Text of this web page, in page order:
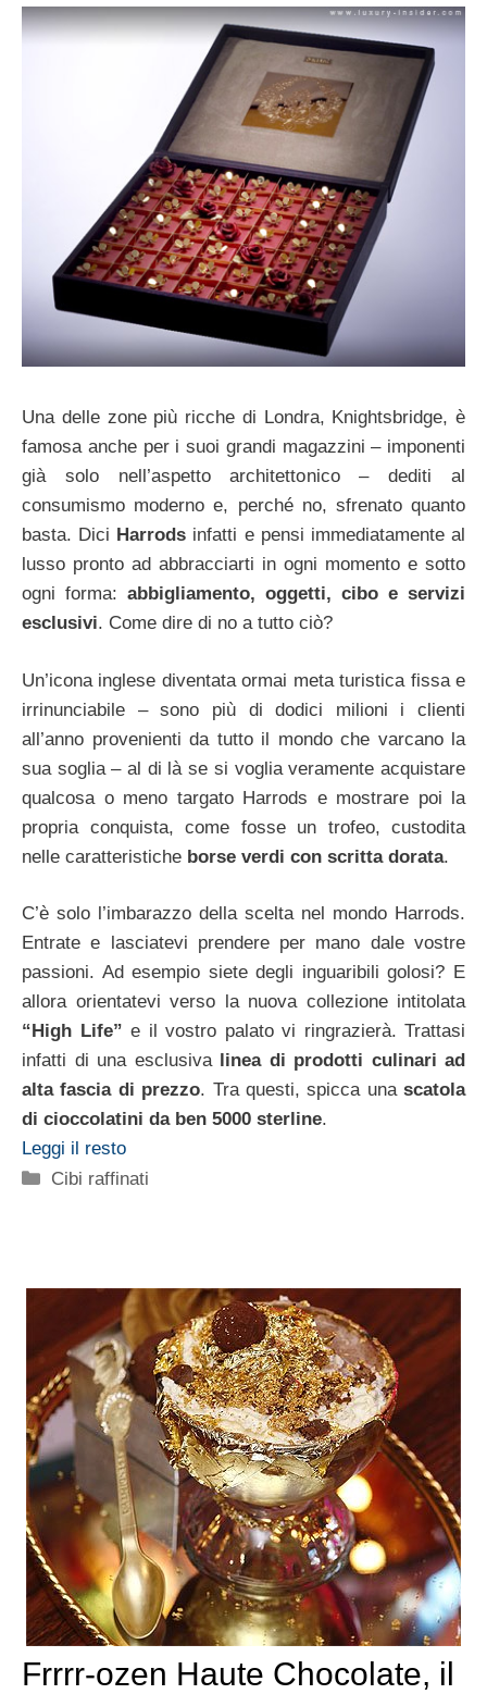
Una delle zone più ricche di Londra, Knightsbridge, è
famosa anche per i suoi grandi magazzini – imponenti
già solo nell’aspetto architettonico – dediti al
consumismo moderno e, perché no, sfrenato quanto
basta. Dici Harrods infatti e pensi immediatamente al
lusso pronto ad abbracciarti in ogni momento e sotto
ogni forma: abbigliamento, oggetti, cibo e servizi
esclusivi. Come dire di no a tutto ciò?
Un’icona inglese diventata ormai meta turistica fissa e
irrinunciabile – sono più di dodici milioni i clienti
all’anno provenienti da tutto il mondo che varcano la
sua soglia – al di là se si voglia veramente acquistare
qualcosa o meno targato Harrods e mostrare poi la
propria conquista, come fosse un trofeo, custodita
nelle caratteristiche borse verdi con scritta dorata.
C’è solo l’imbarazzo della scelta nel mondo Harrods.
Entrate e lasciatevi prendere per mano dale vostre
passioni. Ad esempio siete degli inguaribili golosi? E
allora orientatevi verso la nuova collezione intitolata
“High Life” e il vostro palato vi ringrazierà. Trattasi
infatti di una esclusiva linea di prodotti culinari ad
alta fascia di prezzo. Tra questi, spicca una scatola
di cioccolatini da ben 5000 sterline.
Leggi il resto
Categorie
Cibi raffinati
Frrrr-ozen Haute Chocolate, il